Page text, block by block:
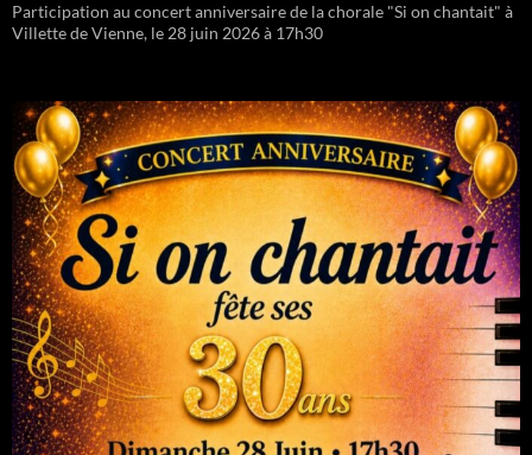
Participation au concert anniversaire de la chorale "Si on chantait" à
Villette de Vienne, le 28 juin 2026 à 17h30